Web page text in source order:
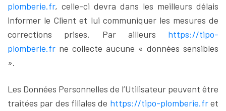
plomberie.fr, celle-ci devra dans les meilleurs délais
informer le Client et lui communiquer les mesures de
corrections prises. Par ailleurs
https://tipo-
plomberie.fr ne collecte aucune « données sensibles
».
Les Données Personnelles de l’Utilisateur peuvent être
traitées par des filiales de https://tipo-plomberie.fret